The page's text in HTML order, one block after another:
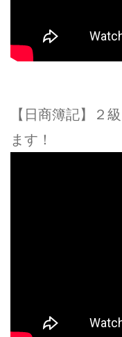
【日商簿記】２
ます！